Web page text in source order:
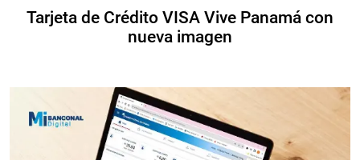
Tarjeta de Crédito VISA Vive Panamá con
nueva imagen